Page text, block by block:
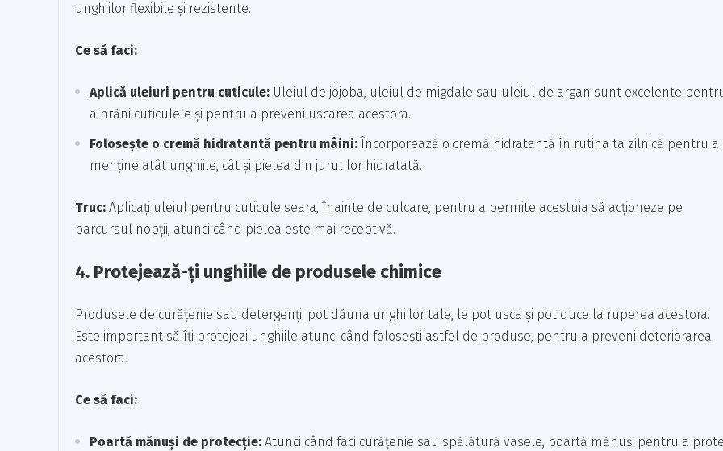
unghiilor flexibile și rezistente.
Ce să faci:
Aplică uleiuri pentru cuticule: Uleiul de jojoba, uleiul de migdale sau uleiul de argan sunt excelente
a hrăni cuticulele și pentru a preveni uscarea acestora.
Folosește o cremă hidratantă pentru mâini: Încorporează o cremă hidratantă în rutina ta zilnică pentru a
menține atât unghiile, cât și pielea din jurul lor hidratată.
Truc: Aplicați uleiul pentru cuticule seara, înainte de culcare, pentru a permite acestuia să acționeze pe
parcursul nopții, atunci când pielea este mai receptivă.
4. Protejează-ți unghiile de produsele chimice
Produsele de curățenie sau detergenții pot dăuna unghiilor tale, le pot usca și pot duce la ruperea acestora.
Este important să îți protejezi unghiile atunci când folosești astfel de produse, pentru a preveni deteriorarea
acestora.
Ce să faci:
Poartă mănuși de protecție: Atunci când faci curățenie sau spălătură vasele, poartă mănuși pentru a